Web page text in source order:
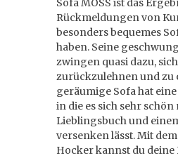
Sofa MOSS ist das
Rückmeldungen von
besonders bequemes
haben. Seine
zwingen quasi dazu, sich
zurückzulehnen und zu
geräumige Sofa hat
in die es sich sehr
Lieblingsbuch und
versenken lässt. Mit
Hocker kannst du deine